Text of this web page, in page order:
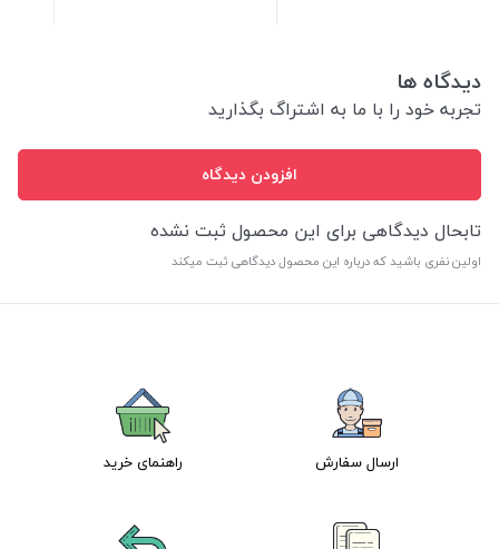
دیدگاه ها
تجربه خود را با ما به اشتراگ بگذارید
افزودن دیدگاه
تابحال دیدگاهی برای این محصول ثبت نشده
اولین نفری باشید که درباره این محصول دیدگاهی ثبت میکند
ارسال سفارش راهنمای خرید